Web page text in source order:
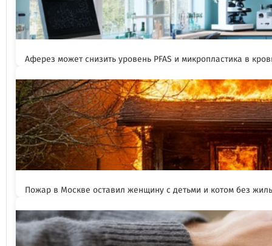
Аферез может снизить уровень PFAS и микропластика в
Пожар в Москве оставил женщину с детьми и котом без